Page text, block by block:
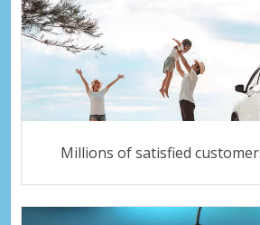
Millions of satisfied